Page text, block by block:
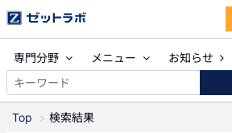
専門分野 メニュー
お知らせ
Top 検索結果